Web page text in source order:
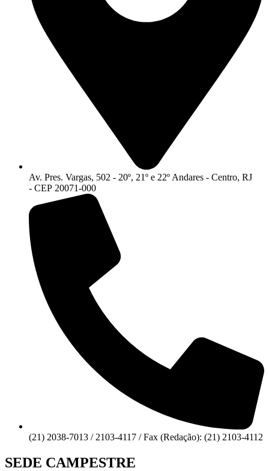
Av. Pres. Vargas, 502 - 20º, 21º e 22º Andares - Centro, RJ
- CEP 20071-000
(21) 2038-7013 / 2103-4117 / Fax (Redação): (21) 2103-4112
SEDE CAMPESTRE